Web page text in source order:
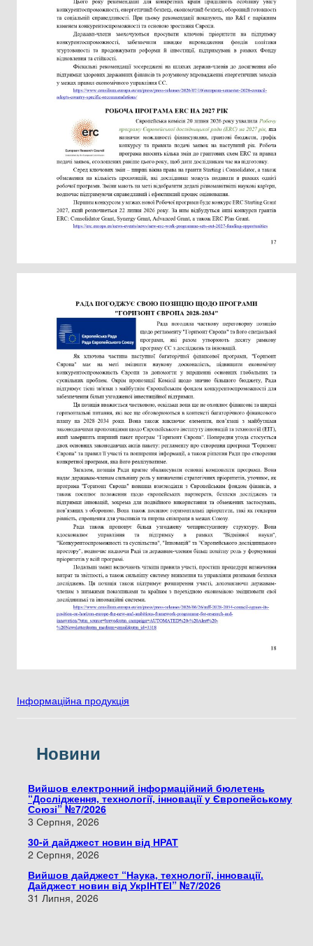
Інформаційна продукція
Новини
Вийшов електронний інформаційний бюлетень
“Дослідження, технології, інновації у Європейському
Союзі” №7/2026
3 Серпня, 2026
30-й дайджест новин від НРАТ
2 Серпня, 2026
Вийшов дайджест “Наука, технології, інновації.
Дайджест новин від УкрІНТЕІ” №7/2026
31 Липня, 2026